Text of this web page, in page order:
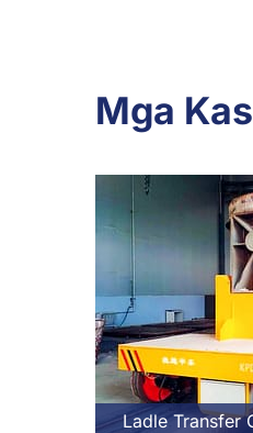
Mga
Ladle Transfer